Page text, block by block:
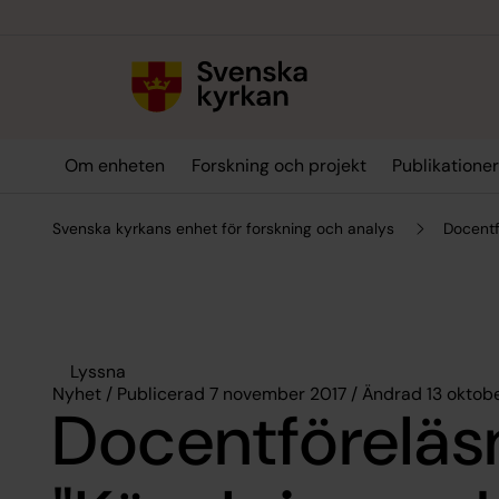
Om enheten Forskning och projekt Publikationer
Svenska kyrkans enhet för forskning och analys
Lyssna
Nyhet / Publicerad 7 november 2017 / Ändrad 13